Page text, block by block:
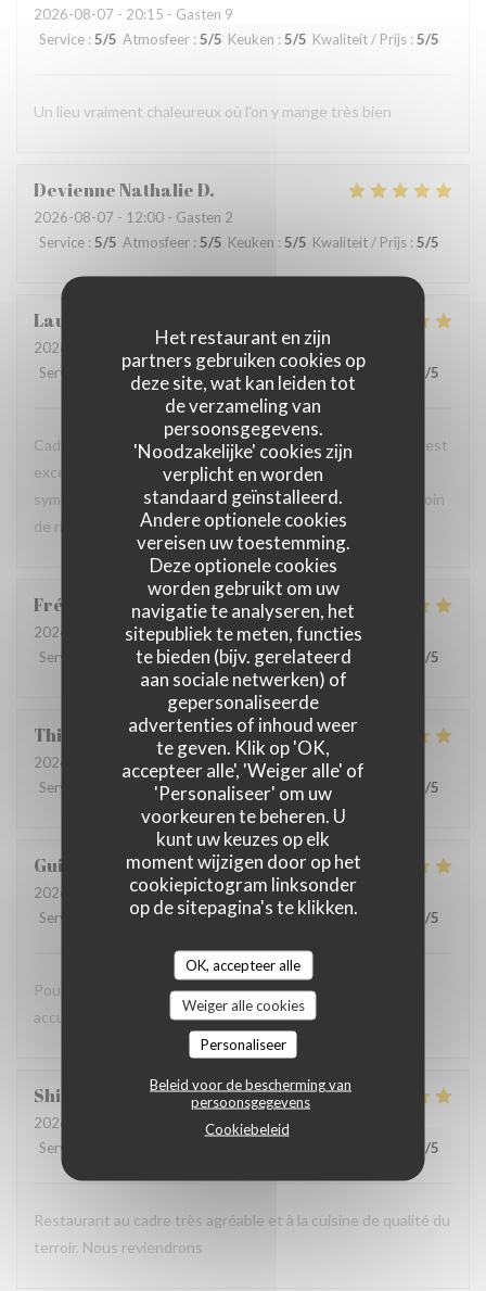
Het restaurant en zijn
partners gebruiken cookies op
deze site, wat kan leiden tot
de verzameling van
persoonsgegevens.
'Noodzakelijke' cookies zijn
verplicht en worden
standaard geïnstalleerd.
Andere optionele cookies
vereisen uw toestemming.
Deze optionele cookies
worden gebruikt om uw
navigatie te analyseren, het
sitepubliek te meten, functies
te bieden (bijv. gerelateerd
aan sociale netwerken) of
gepersonaliseerde
advertenties of inhoud weer
te geven. Klik op 'OK,
accepteer alle', 'Weiger alle' of
'Personaliseer' om uw
voorkeuren te beheren. U
kunt uw keuzes op elk
moment wijzigen door op het
cookiepictogram linksonder
op de sitepagina's te klikken.
OK, accepteer alle
Weiger alle cookies
Personaliseer
Beleid voor de bescherming van
persoonsgegevens
Cookiebeleid
2026-08-07 - 20:15 - Gasten 9
Service : 5/5 Atmosfeer :5/5 Keuken : 5/5 Kwaliteit / Prijs : 5/5
Un lieu vraiment chaleureux où l'on y mange très bien
Devienne NathalieD
2026-08-07 - 12:00 - Gasten 2
Service : 5/5 Atmosfeer : 5/5 Keuken : 5/5 Kwaliteit / Prijs : 5/5
Laurence
2026-08-07
- 19:00 - Gasten 4
Service
Atmosfeer 5/5 Keuken :5/5 Kwaliteit / Prijs /5
Cadre très agréable surtout quand il fait chaud. La cuisine est
excellente. Les serveurs et les serveuses sont très
sympathiques et viennent régulièrement voir si on n'a besoin
de rien. On se sent bien dans ce restaurant.
FrédériqueA
2026-08-07
- 12:00 - Gasten 3
Service
Atmosfeer :5/5 Keuken:5 /5 Kwaliteit / Prijs /5
Thierry
2026-08-07
- 12:15 - Gasten 4
Service
Atmosfeer: 4/5 Keuken 5/5 Kwaliteit / Prijs /5
GuillemantL
2026-08-07
- 12:00 - Gasten 2
Service
Atmosfeer:5/5 Keuken : 5/5 Kwaliteit / Prijs /5
Pour une première cadre super repas au top tres bonne
accueil bonne continuation
Shirley
2026-08-06
- 13:00 - Gasten 3
Service
/5
Restaurant au cadre très agréable et à la cuisine de qualité du
terroir. Nous reviendrons